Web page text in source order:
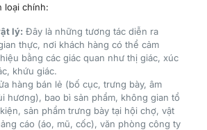
loại chính:
lý: Đây là những tương tác diễn ra
thực, nơi khách hàng có thể cảm
bằng các giác quan như thị giác, xúc
khứu giác.
hàng bán lẻ (bố cục, trưng bày, âm
hương), bao bì sản phẩm, không gian tổ
sản phẩm trưng bày tại hội chợ, vật
cáo (áo, mũ, cốc), văn phòng công ty